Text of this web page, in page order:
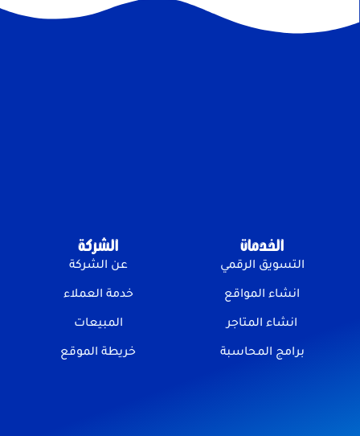
الخدمات
التسويق الرقمي
انشاء المواقع
انشاء المتاجر
برامج المحاسبة
الشركة
عن الشركة
خدمة العملاء
المبيعات
خريطة الموقع